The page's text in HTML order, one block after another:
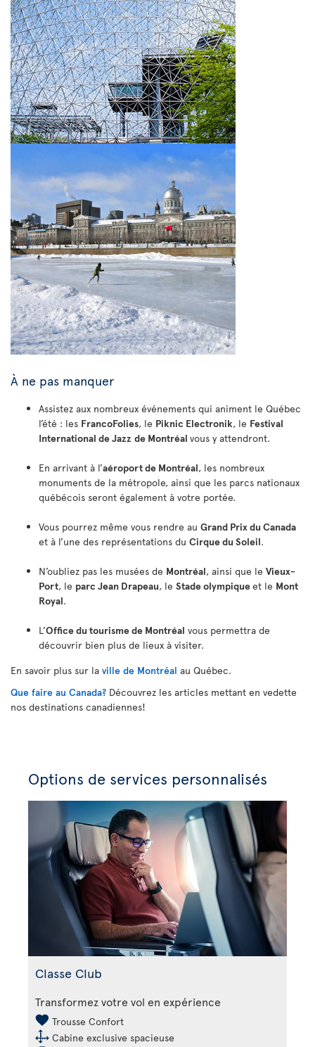
À ne pas manquer
Assistez aux nombreux événements qui animent le Québec
l’été : les FrancoFolies, le Piknic Electronik, le Festival
International de Jazz de Montréal vous y attendront.
En arrivant à l’aéroport de Montréal, les nombreux
monuments de la métropole, ainsi que les parcs nationaux
québécois seront également à votre portée.
Vous pourrez même vous rendre au Grand Prix du Canada
et à l’une des représentations du Cirque du Soleil.
N’oubliez pas les musées de Montréal, ainsi que le Vieux-
Port, le parc Jean Drapeau, le Stade olympiqueet le Mont
Royal.
L’Office du tourisme de Montréal vous permettra de
découvrir bien plus de lieux à visiter.
En savoir plus sur la ville de Montréal au Québec.
Que faire au Canada? Découvrez les articles mettant en vedette
nos destinations canadiennes!
Options de services personnalisés
Classe Club
Transformez votre vol en expérience
Trousse Confort
Cabine exclusive spacieuse